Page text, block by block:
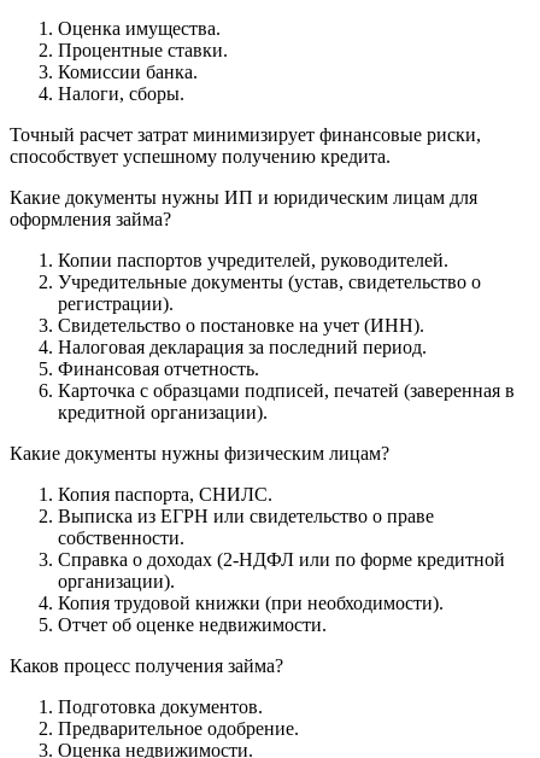
Оценка имущества.
Процентные ставки.
Комиссии банка.
Налоги, сборы.
Точный расчет затрат минимизирует финансовые риски,
способствует успешному получению кредита.
Какие документы нужны ИП и юридическим лицам для
оформления займа?
Копии паспортов учредителей, руководителей.
Учредительные документы (устав, свидетельство о
регистрации).
Свидетельство о постановке на учет (ИНН).
Налоговая декларация за последний период.
Финансовая отчетность.
Карточка с образцами подписей, печатей (заверенная в
кредитной организации).
Какие документы нужны физическим лицам?
Копия паспорта, СНИЛС.
Выписка из ЕГРН или свидетельство о праве
собственности.
Справка о доходах (2-НДФЛ или по форме кредитной
организации).
Копия трудовой книжки (при необходимости).
Отчет об оценке недвижимости.
Каков процесс получения займа?
Подготовка документов.
Предварительное одобрение.
Оценка недвижимости.